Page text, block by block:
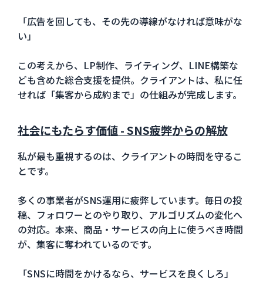
「広告を回しても、その先の導線がなければ意味がな
い」
この考えから、LP制作、ライティング、LINE構築な
ども含めた総合支援を提供。クライアントは、私に任
せれば「集客から成約まで」の仕組みが完成します。
社会にもたらす価値 - SNS疲弊からの解放
私が最も重視するのは、クライアントの時間を守るこ
とです。
多くの事業者がSNS運用に疲弊しています。毎日の投
稿、フォロワーとのやり取り、アルゴリズムの変化へ
の対応。本来、商品・サービスの向上に使うべき時間
が、集客に奪われているのです。
「SNSに時間をかけるなら、サービスを良くしろ」